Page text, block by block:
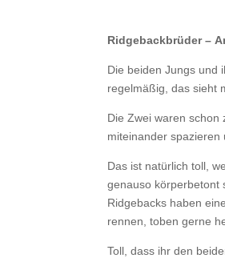
Ridgebackbrüder –
Die beiden Jungs und
regelmäßig, das sieht
Die Zwei waren schon
miteinander spazieren
Das ist natürlich toll,
genauso
Ridgebacks haben
rennen, toben gerne
Toll, dass ihr den